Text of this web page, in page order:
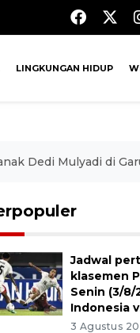
LINGKUNGAN HIDUP
Dedi Mulyadi di
Jadwal
klasemen
Senin (3/8/
Indonesia
3 Agustus